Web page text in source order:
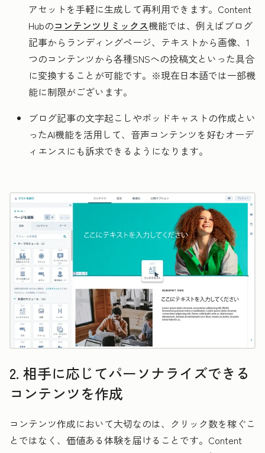
アセットを手軽に生成して再利用できます。Content
Hubのコンテンツリミックス機能では、例えばブログ
記事からランディングページ、テキストから画像、1
つのコンテンツから各種SNSへの投稿文といった具合
に変換することが可能です。※現在日本語では一部機
能に制限がございます。
ブログ記事の文字起こしやポッドキャストの作成とい
ったAI機能を活用して、音声コンテンツを好むオーデ
ィエンスにも訴求できるようになります。
2. 相手に応じてパーソナライズできる
コンテンツを作成
コンテンツ作成において大切なのは、クリック数を稼ぐこ
とではなく、価値ある体験を届けることです。Content